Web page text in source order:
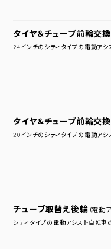
タイヤ＆チューブ前輪交
24インチのシティタイプの電動ア
タイヤ＆チューブ前輪交
20インチのシティタイプの電動ア
チューブ取替え後輪 （電動
シティタイプの電動アシスト自転